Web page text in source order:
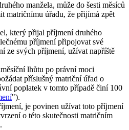
manžela, může do šesti měsíců
matričnímu úřadu, že přijímá zpět
který přijal příjmení druhého
příjmení připojovat své
ze svých příjmení, užívat napříště
lhůtu po právní moci
příslušný matriční úřad o
poplatek v tomto případě činí 100
").
je povinen užívat toto příjmení
o této skutečnosti matričním